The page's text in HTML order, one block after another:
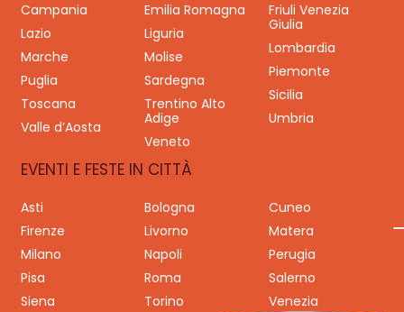
Campania
Emilia Romagna
Friuli Venezia
Giulia
Lazio
Liguria
Lombardia
Marche
Molise
Piemonte
Puglia
Sardegna
Sicilia
Toscana
Trentino Alto
Adige
Umbria
Valle d’Aosta
Veneto
EVENTI E FESTE IN CITTÀ
Asti Bologna
Cuneo
Firenze
Livorno
Matera
Milano
Napoli
Perugia
Pisa
Roma
Salerno
Siena
Torino Venezia